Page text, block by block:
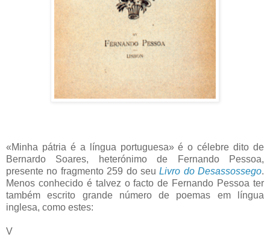
«Minha pátria é a língua portuguesa» é o célebre dito de
Bernardo Soares, heterónimo de Fernando Pessoa,
presente no fragmento 259 do seuLivro do Desassossego.
Menos conhecido é talvez o facto de Fernando Pessoa ter
também escrito grande número de poemas em língua
inglesa, como estes:
V